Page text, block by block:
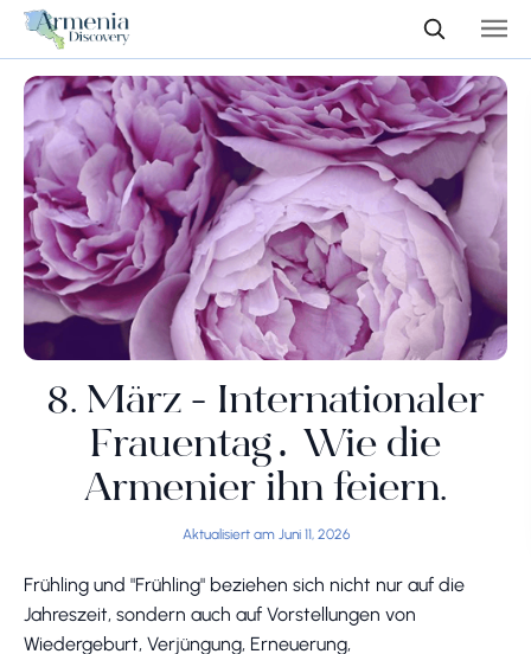
8. März - Internationaler
Frauentag․ Wie die
Armenier ihn feiern.
Aktualisiert am Juni 11, 2026
Frühling und "Frühling" beziehen sich nicht nur auf die
Jahreszeit, sondern auch auf Vorstellungen von
Wiedergeburt, Verjüngung, Erneuerung,